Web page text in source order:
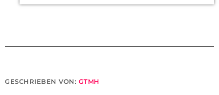
GESCHRIEBEN VON: GTMH